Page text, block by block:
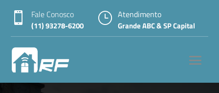
 Fale Conosco
(11) 93278-6200
} Atendimento
Grande ABC & SP Capital